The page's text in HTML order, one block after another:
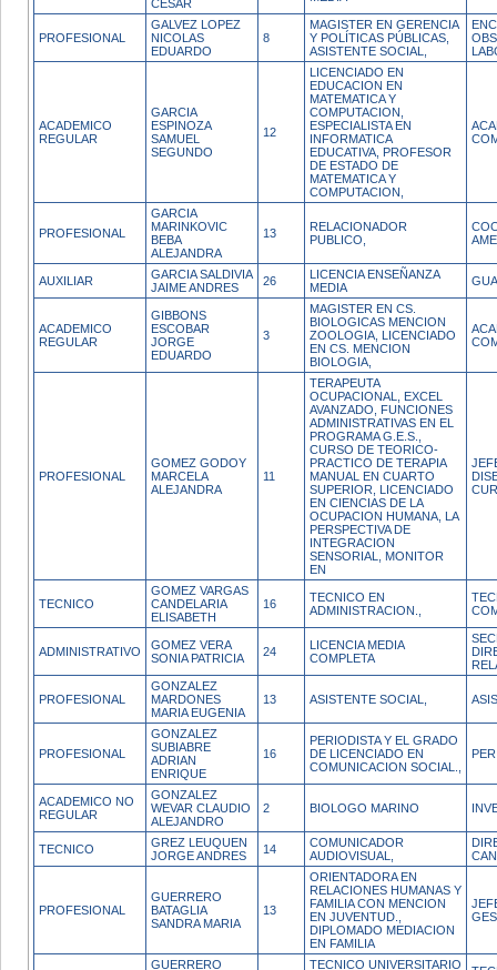
CESAR
PROFESIONAL
GALVEZ LOPEZ
NICOLAS
EDUARDO
8
MAGISTER EN GERENCIA
Y POLÍTICAS PÚBLICAS,
ASISTENTE SOCIAL,
ACADEMICO
REGULAR
GARCIA
ESPINOZA
SAMUEL
SEGUNDO
12
LICENCIADO EN
EDUCACION EN
MATEMATICA Y
COMPUTACION,
ESPECIALISTA EN
INFORMATICA
EDUCATIVA, PROFESOR
DE ESTADO DE
MATEMATICA Y
COMPUTACION,
PROFESIONAL
GARCIA
MARINKOVIC
BEBA
ALEJANDRA
13
RELACIONADOR
PUBLICO,
AUXILIAR
GARCIA SALDIVIA
JAIME ANDRES
26
LICENCIA ENSEÑANZA
MEDIA
ACADEMICO
REGULAR
GIBBONS
ESCOBAR
JORGE
EDUARDO
3
MAGISTER EN CS.
BIOLOGICAS MENCION
ZOOLOGIA, LICENCIADO
EN CS. MENCION
BIOLOGIA,
PROFESIONAL
GOMEZ GODOY
MARCELA
ALEJANDRA
11
TERAPEUTA
OCUPACIONAL, EXCEL
AVANZADO, FUNCIONES
ADMINISTRATIVAS EN EL
PROGRAMA G.E.S.,
CURSO DE TEORICO-
PRACTICO DE TERAPIA
MANUAL EN CUARTO
SUPERIOR, LICENCIADO
EN CIENCIAS DE LA
OCUPACION HUMANA, LA
PERSPECTIVA DE
INTEGRACION
SENSORIAL, MONITOR
EN
TECNICO
GOMEZ VARGAS
CANDELARIA
ELISABETH
16
TECNICO EN
ADMINISTRACION.,
ADMINISTRATIVO
GOMEZ VERA
SONIA PATRICIA
24
LICENCIA MEDIA
COMPLETA
PROFESIONAL
GONZALEZ
MARDONES
MARIA EUGENIA
13 ASISTENTE SOCIAL,
PROFESIONAL
GONZALEZ
SUBIABRE
ADRIAN
ENRIQUE
16
PERIODISTA Y EL GRADO
DE LICENCIADO EN
COMUNICACION SOCIAL.,
ACADEMICO NO
REGULAR
GONZALEZ
WEVAR CLAUDIO
ALEJANDRO
2 BIOLOGO MARINO
TECNICO
GREZ LEUQUEN
JORGE ANDRES
14
COMUNICADOR
AUDIOVISUAL,
PROFESIONAL
GUERRERO
BATAGLIA
SANDRA MARIA
13
ORIENTADORA EN
RELACIONES HUMANAS Y
FAMILIA CON MENCION
EN JUVENTUD.,
DIPLOMADO MEDIACION
EN FAMILIA
GUERRERO
TECNICO UNIVERSITARIO